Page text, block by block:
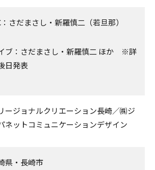
さだまさし・新羅慎二（若旦那）
ブ：さだまさし・新羅慎二 ほか ※詳
日発表
ージョナルクリエーション長崎／㈱ジ
ネットコミュニケーションデザイン
県・長崎市